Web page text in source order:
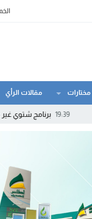
الخميس 6
مختارات مقالات الرأي
برنامج شتوي غير مسبوق لـ”رايان